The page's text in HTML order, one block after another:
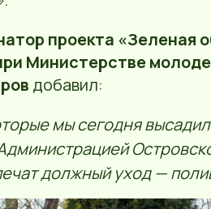
проекта «Зеленая
Министерстве
добавил:
мы сегодня
должный уход —